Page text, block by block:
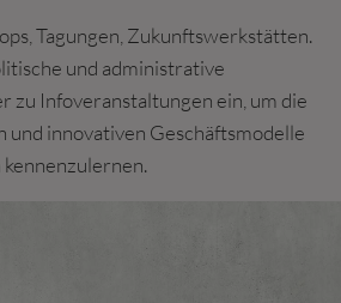
Tagungen, Zukunftswerkstätten.
und administrative
zu Infoveranstaltungen ein, um die
und innovativen Geschäftsmodelle